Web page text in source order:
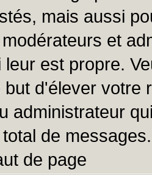
mais aussi
et
leur est propre.
d'élever votre
administrateur
de messages.
de page